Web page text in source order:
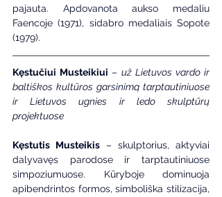
pajauta. Apdovanota aukso medaliu
Faencoje (1971), sidabro medaliais Sopote
(1979).
Kęstučiui Musteikiui – už Lietuvos vardo ir
baltiškos kultūros garsinimą tarptautiniuose
ir Lietuvos ugnies ir ledo skulptūrų
projektuose
Kęstutis Musteikis – skulptorius, aktyviai
dalyvavęs parodose ir tarptautiniuose
simpoziumuose. Kūryboje dominuoja
apibendrintos formos, simboliška stilizacija,